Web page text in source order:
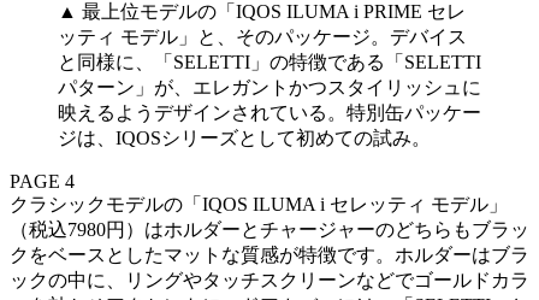
▲ 最上位モデルの「IQOS ILUMA i PRIME セレ
ッティ モデル」と、そのパッケージ。デバイス
と同様に、「SELETTI」の特徴である「SELETTI
パターン」が、エレガントかつスタイリッシュに
映えるようデザインされている。特別缶パッケー
ジは、IQOSシリーズとして初めての試み。
PAGE 4
クラシックモデルの「IQOS ILUMA i セレッティ モデル」
（税込7980円）はホルダーとチャージャーのどちらもブラッ
クをベースとしたマットな質感が特徴です。ホルダーはブラ
ックの中に、リングやタッチスクリーンなどでゴールドカラ